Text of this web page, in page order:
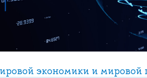
экономики и мировой